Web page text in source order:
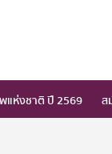
แห่งชาติ ปี 2569 ส